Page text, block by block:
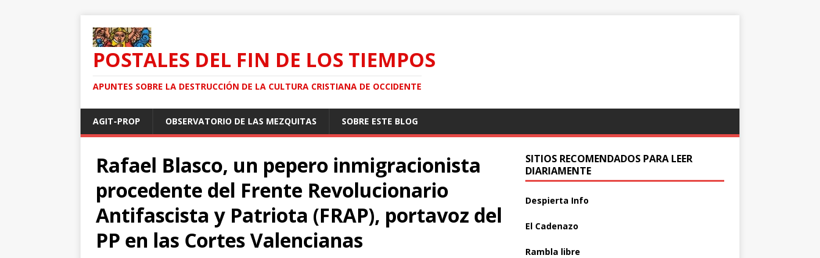
POSTALES DEL FIN DE LOS TIEMPOS
APUNTES SOBRE LA DESTRUCCIÓN DE LA CULTURA CRISTIANA DE OCCIDENTE
AGIT-PROP OBSERVATORIO DE LAS MEZQUITAS SOBRE ESTE BLOG
Rafael Blasco, un pepero inmigracionista
procedente del Frente Revolucionario
Antifascista y Patriota (FRAP), portavoz del
PP en las Cortes Valencianas
SITIOS RECOMENDADOS PARA LEER
DIARIAMENTE
Despierta Info
El Cadenazo
Rambla libre